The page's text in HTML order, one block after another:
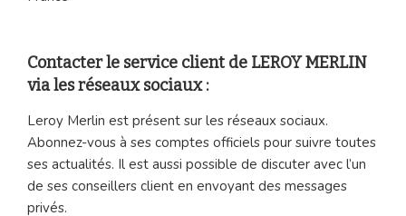
Contacter le service client de LEROY MERLIN
via les réseaux sociaux :
Leroy Merlin est présent sur les réseaux sociaux.
Abonnez-vous à ses comptes officiels pour suivre toutes
ses actualités. Il est aussi possible de discuter avec l’un
de ses conseillers client en envoyant des messages
privés.